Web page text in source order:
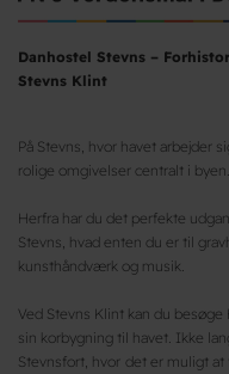
Danhostel Stevns –
Stevns Klint
På Stevns, hvor havet arbejder
rolige omgivelser centralt i byen.
Herfra har du det perfekte
Stevns, hvad enten du er til
kunsthåndværk og musik.
Ved Stevns Klint kan du
sin korbygning til havet. Ikke
Stevnsfort, hvor det er muligt at